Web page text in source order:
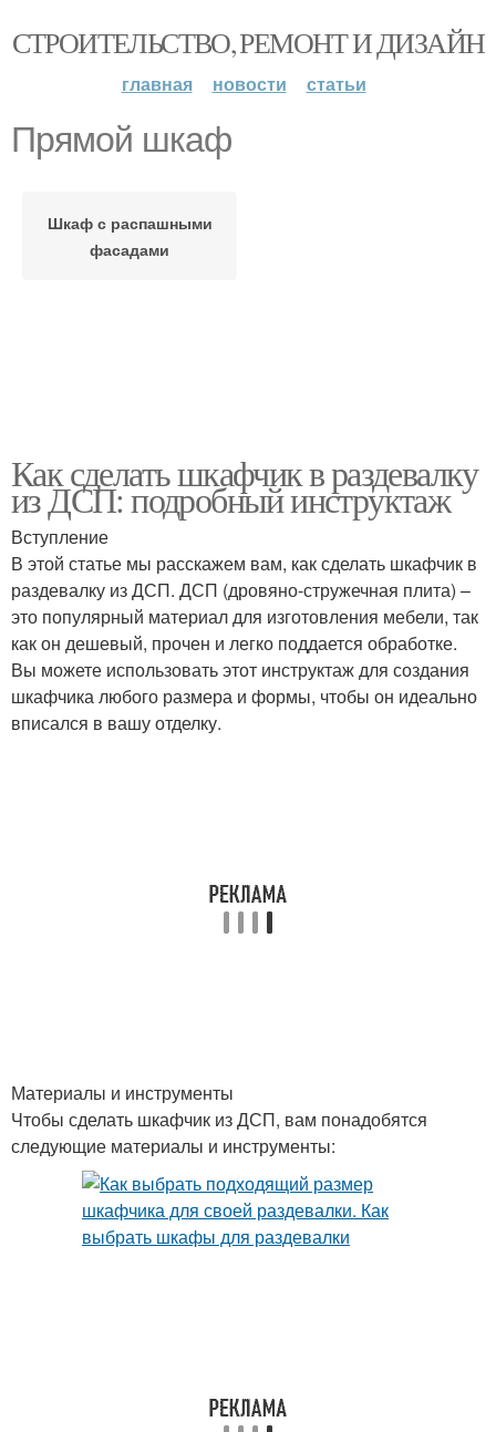
СТРОИТЕЛЬСТВО, РЕМОНТ И ДИЗАЙН
главная новости статьи
Прямой шкаф
Шкаф с распашными
фасадами
Как сделать шкафчик в раздевалку
из ДСП: подробный инструктаж
Вступление
В этой статье мы расскажем вам, как сделать шкафчик в
раздевалку из ДСП. ДСП (дровяно-стружечная плита) –
это популярный материал для изготовления мебели, так
как он дешевый, прочен и легко поддается обработке.
Вы можете использовать этот инструктаж для создания
шкафчика любого размера и формы, чтобы он идеально
вписался в вашу отделку.
Материалы и инструменты
Чтобы сделать шкафчик из ДСП, вам понадобятся
следующие материалы и инструменты: